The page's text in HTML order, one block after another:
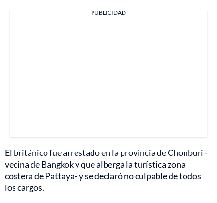
PUBLICIDAD
El británico fue arrestado en la provincia de Chonburi -
vecina de Bangkok y que alberga la turística zona
costera de Pattaya- y se declaró no culpable de todos
los cargos.